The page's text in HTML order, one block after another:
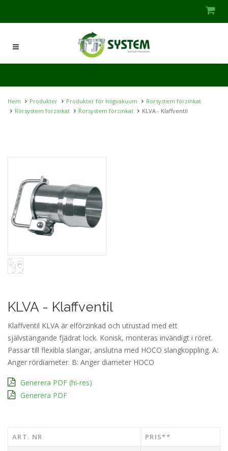
Hem Produkter Produkter för högvakuum
Rörsystem förzinkat
Rörsystem förzinkat
Rörsystem förzinkat KLVA - Klaffventil
KLVA - Klaffventil
Klaffventil KLVA är elförzinkad och utrustad med ett
självstängande fjädrat lock. Konisk, monteras invändigt i röret.
Passar till flexibla slangar, anslutna med HOCO slangkoppling. A:
Anger rördiameter. B: Anger diameter HOCO
Generera PDF (hi-res)
Generera PDF
ART. NR PRIS**